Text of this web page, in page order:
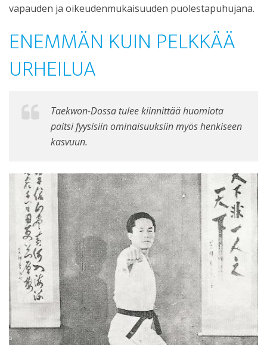
vapauden ja oikeudenmukaisuuden puolestapuhujana.
ENEMMÄN KUIN PELKKÄÄ
URHEILUA
Taekwon-Dossa tulee kiinnittää huomiota
paitsi fyysisiin ominaisuuksiin myös henkiseen
kasvuun.